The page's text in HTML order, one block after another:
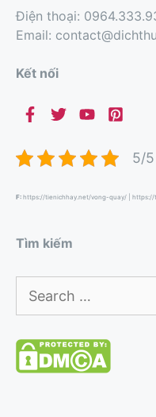
Điện thoại:
Email:
Kết nối
5/
F: https://tienichhay.net/vong-quay/ https://
Tìm kiếm
for: